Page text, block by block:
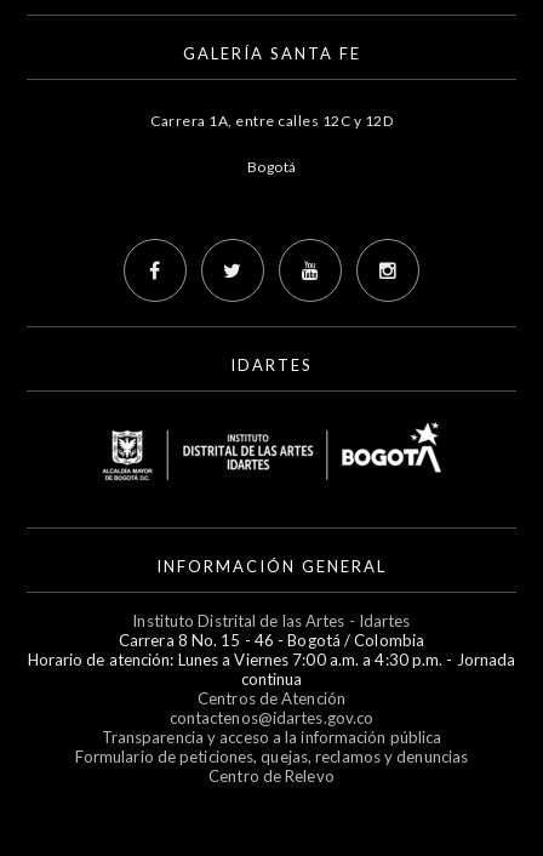
GALERÍA SANTA FE
Carrera 1A, entre calles 12C y 12D
Bogotá
IDARTES
INFORMACIÓN GENERAL
Instituto Distrital de las Artes - Idartes
Carrera 8 No. 15 - 46 - Bogotá / Colombia
Horario de atención: Lunes a Viernes 7:00 a.m. a 4:30 p.m. - Jornada
continua
Centros de Atención
contactenos@idartes.gov.co
Transparencia y acceso a la información pública
Formulario de peticiones, quejas, reclamos y denuncias
Centro de Relevo